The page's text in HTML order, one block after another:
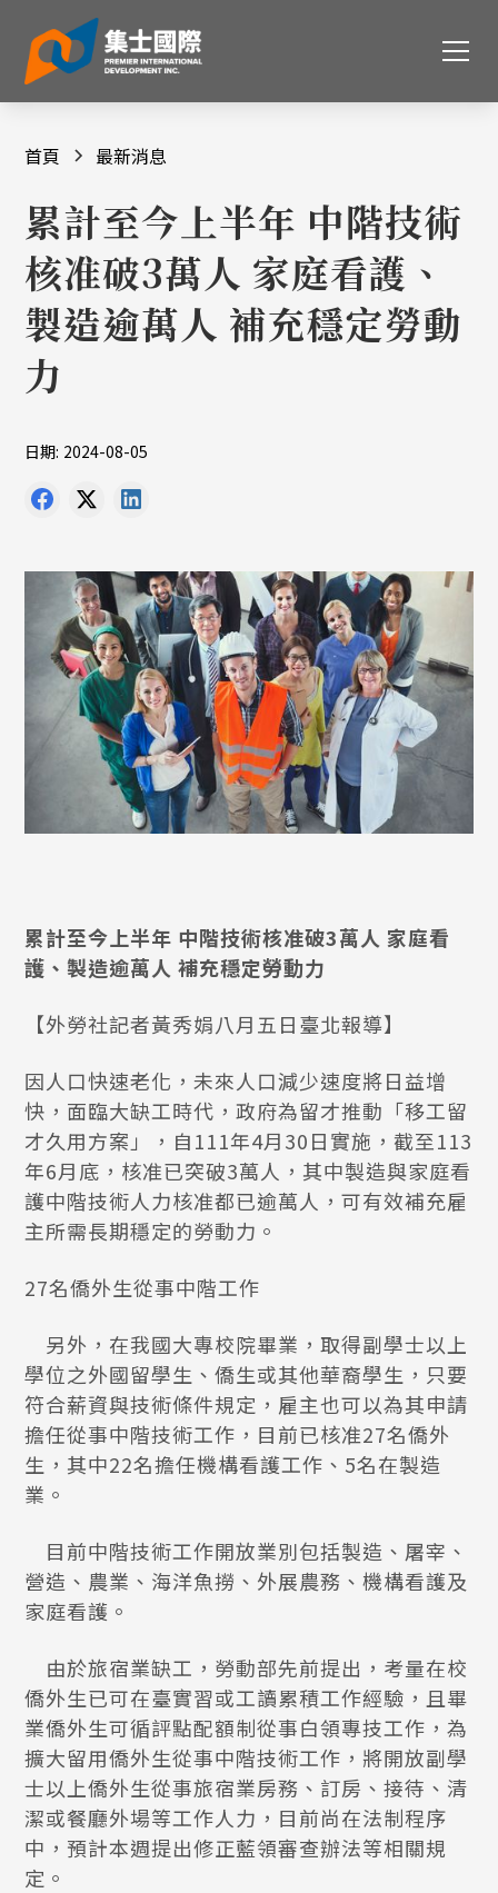
首頁 最新消息
累計至今上半年 中階技術
核准破3萬人 家庭看護、
製造逾萬人 補充穩定勞動
力
日期: 2024-08-05
累計至今上半年 中階技術核准破3萬人 家庭看
護、製造逾萬人 補充穩定勞動力
【外勞社記者黃秀娟八月五日臺北報導】
因人口快速老化，未來人口減少速度將日益增
快，面臨大缺工時代，政府為留才推動「移工留
才久用方案」，自111年4月30日實施，截至113
年6月底，核准已突破3萬人，其中製造與家庭看
護中階技術人力核准都已逾萬人，可有效補充雇
主所需長期穩定的勞動力。
27名僑外生從事中階工作
另外，在我國大專校院畢業，取得副學士以上
學位之外國留學生、僑生或其他華裔學生，只要
符合薪資與技術條件規定，雇主也可以為其申請
擔任從事中階技術工作，目前已核准27名僑外
生，其中22名擔任機構看護工作、5名在製造
業。
目前中階技術工作開放業別包括製造、屠宰、
營造、農業、海洋魚撈、外展農務、機構看護及
家庭看護。
由於旅宿業缺工，勞動部先前提出，考量在校
僑外生已可在臺實習或工讀累積工作經驗，且畢
業僑外生可循評點配額制從事白領專技工作，為
擴大留用僑外生從事中階技術工作，將開放副學
士以上僑外生從事旅宿業房務、訂房、接待、清
潔或餐廳外場等工作人力，目前尚在法制程序
中，預計本週提出修正藍領審查辦法等相關規
定。